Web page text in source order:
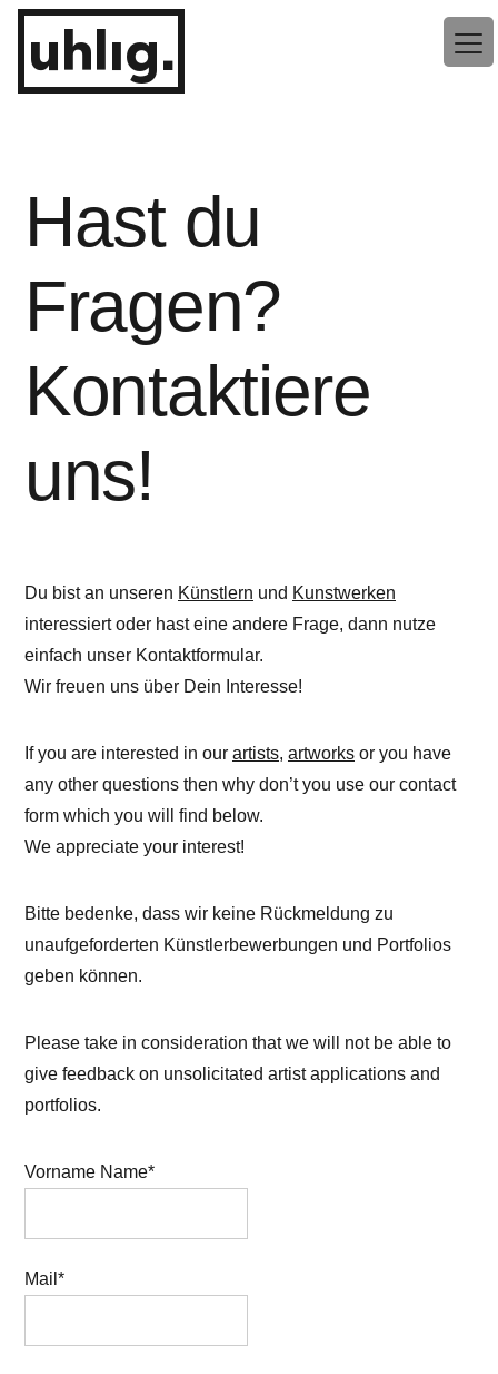
Zum
Inhalt
springenuhlig.
Hast du
Fragen?
Kontaktiere
uns!
Du bist an unseren Künstlern und Kunstwerken
interessiert oder hast eine andere Frage, dann nutze
einfach unser Kontaktformular.
Wir freuen uns über Dein Interesse!
If you are interested in our artists, artworks or you have
any other questions then why don’t you use our contact
form which you will find below.
We appreciate your interest!
Bitte bedenke, dass wir keine Rückmeldung zu
unaufgeforderten Künstlerbewerbungen und Portfolios
geben können.
Please take in consideration that we will not be able to
give feedback on unsolicitated artist applications and
portfolios.
Vorname Name*
Mail*